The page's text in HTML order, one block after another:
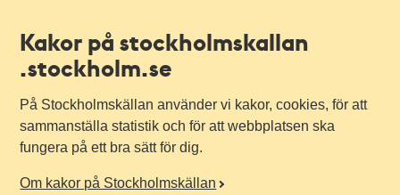
Kakor på stockholmskallan
.stockholm.se
På Stockholmskällan använder vi kakor, cookies, för att
sammanställa statistik och för att webbplatsen ska
fungera på ett bra sätt för dig.
Om kakor på Stockholmskällan